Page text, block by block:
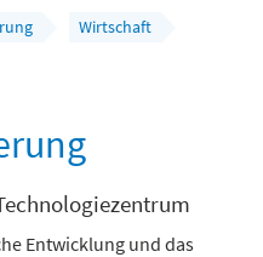
Wirtschaft
Entwicklung und das